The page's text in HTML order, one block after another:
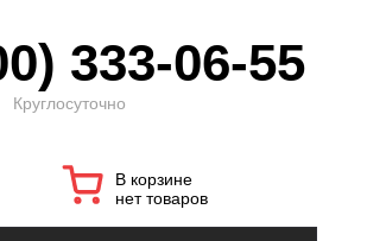
333-06-55
Круглосуточно
В корзине
нет товаров